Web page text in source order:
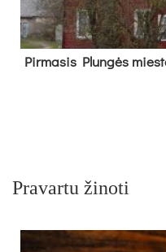
Pir­ma­sis Plun­gės
Pravartu žinoti